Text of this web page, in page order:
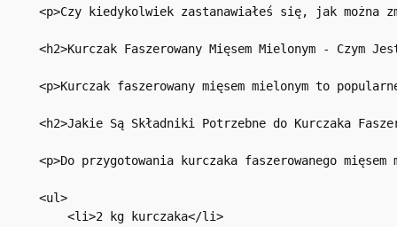
<p>Czy kiedykolwiek zastanawiałeś się, jak
<h2>Kurczak Faszerowany Mięsem Mielonym - Czym
<p>Kurczak faszerowany mięsem mielonym to
<h2>Jakie Są Składniki Potrzebne do Kurczaka
<p>Do przygotowania kurczaka faszerowanego
<ul>
    <li>2 kg kurczaka</li>